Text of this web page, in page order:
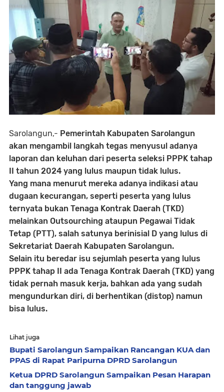
Sarolangun,- Pemerintah Kabupaten Sarolangun
akan mengambil langkah tegas menyusul adanya
laporan dan keluhan dari peserta seleksi PPPK tahap
II tahun 2024 yang lulus maupun tidak lulus.
Yang mana menurut mereka adanya indikasi atau
dugaan kecurangan, seperti peserta yang lulus
ternyata bukan Tenaga Kontrak Daerah (TKD)
melainkan Outsourching ataupun Pegawai Tidak
Tetap (PTT), salah satunya berinisial D yang lulus di
Sekretariat Daerah Kabupaten Sarolangun.
Selain itu beredar isu sejumlah peserta yang lulus
PPPK tahap II ada Tenaga Kontrak Daerah (TKD) yang
tidak pernah masuk kerja, bahkan ada yang sudah
mengundurkan diri, di berhentikan (distop) namun
bisa lulus.
Lihat juga
Bupati Sarolangun Sampaikan Rancangan KUA dan
PPAS di Rapat Paripurna DPRD Sarolangun
Ketua DPRD Sarolangun Sampaikan Pesan Harapan
dan tanggung jawab